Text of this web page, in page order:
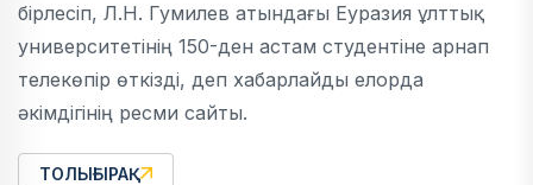
бірлесіп, Л.Н. Гумилев атындағы Еуразия ұлттық
университетінің 150-ден астам студентіне арнап
телекөпір өткізді, деп хабарлайды елорда
әкімдігінің ресми сайты.
ТОЛЫҒЫРАҚ